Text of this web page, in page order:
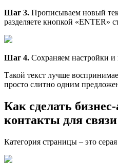
Шаг 3. Прописываем новый
разделяете кнопкой «ENTER»
Шаг 4. Сохраняем настройки и
Такой текст лучше
просто слитно одним
Как сделать
контакты для связи
Категория страницы – это